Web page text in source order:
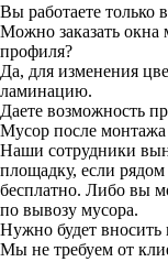
Вы работаете только
Можно заказать окна
профиля?
Да, для изменения
ламинацию.
Даете возможность
Мусор после монтажа
Наши сотрудники
площадку, если
бесплатно. Либо вы
по вывозу мусора.
Нужно будет вносить
Мы не требуем от